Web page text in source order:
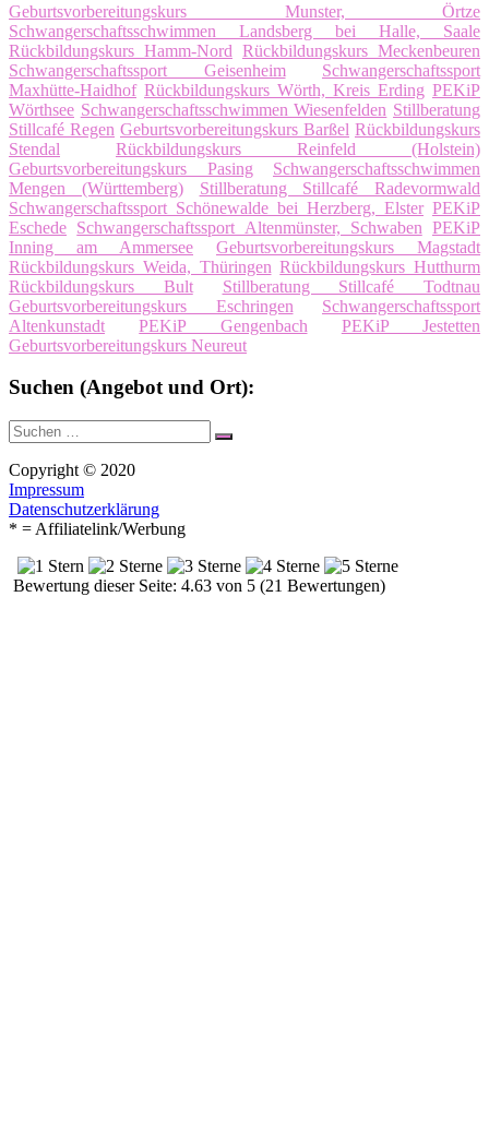
Geburtsvorbereitungskurs Munster, Örtze
Schwangerschaftsschwimmen Landsberg bei Halle, Saale
Rückbildungskurs Hamm-Nord Rückbildungskurs Meckenbeuren
Schwangerschaftssport Geisenheim
Schwangerschaftssport
Maxhütte-Haidhof Rückbildungskurs Wörth, Kreis Erding PEKiP
Wörthsee Schwangerschaftsschwimmen Wiesenfelden Stillberatung
Stillcafé Regen Geburtsvorbereitungskurs Barßel Rückbildungskurs
Stendal
Rückbildungskurs Reinfeld (Holstein)
Geburtsvorbereitungskurs Pasing
Schwangerschaftsschwimmen
Mengen (Württemberg)
Stillberatung Stillcafé Radevormwald
Schwangerschaftssport Schönewalde bei Herzberg, Elster PEKiP
Eschede Schwangerschaftssport Altenmünster, Schwaben PEKiP
Inning am Ammersee
Geburtsvorbereitungskurs Magstadt
Rückbildungskurs Weida, Thüringen Rückbildungskurs Hutthurm
Rückbildungskurs Bult
Stillberatung Stillcafé Todtnau
Geburtsvorbereitungskurs Eschringen
Schwangerschaftssport
Altenkunstadt
PEKiP Gengenbach
PEKiP Jestetten
Geburtsvorbereitungskurs Neureut
Suchen (Angebot und Ort):
Suche
nach:
Suchen
Copyright © 2020
Impressum
Datenschutzerklärung
* = Affiliatelink/Werbung
Bewertung dieser Seite: 4.63 von 5 (21 Bewertungen)